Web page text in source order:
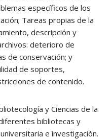
específicos de los
Tareas propias de la
descripción y
deterioro de
de conservación; y
de soportes,
de contenido.
y Ciencias de la
bibliotecas y
e investigación.